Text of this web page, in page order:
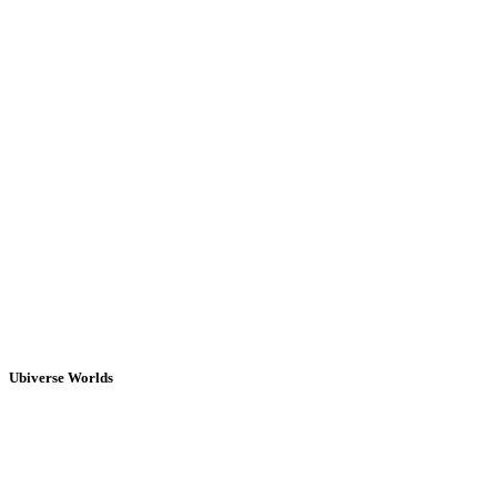
Ubiverse Worlds